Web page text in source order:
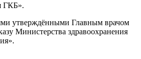
ГКБ».
утверждёнными Главным врачом
Министерства здравоохранения